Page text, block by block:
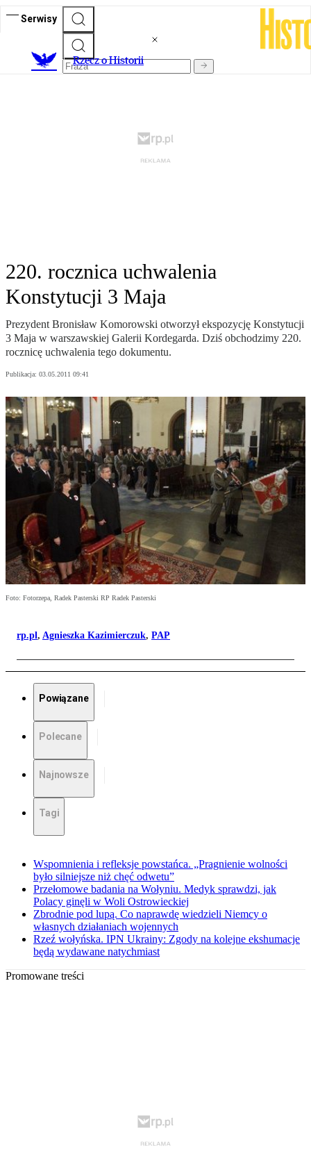
Serwisy
Rzecz o Historii
220. rocznica uchwalenia
Konstytucji 3 Maja
Prezydent Bronisław Komorowski otworzył ekspozycję Konstytucji
3 Maja w warszawskiej Galerii Kordegarda. Dziś obchodzimy 220.
rocznicę uchwalenia tego dokumentu.
Publikacja: 03.05.2011 09:41
Foto: Fotorzepa, Radek Pasterski RP Radek Pasterski
rp.pl, Agnieszka Kazimierczuk, PAP
Powiązane
Polecane
Najnowsze
Tagi
Wspomnienia i refleksje powstańca. „Pragnienie wolności
było silniejsze niż chęć odwetu”
Przełomowe badania na Wołyniu. Medyk sprawdzi, jak
Polacy ginęli w Woli Ostrowieckiej
Zbrodnie pod lupą. Co naprawdę wiedzieli Niemcy o
własnych działaniach wojennych
Rzeź wołyńska. IPN Ukrainy: Zgody na kolejne ekshumacje
będą wydawane natychmiast
Promowane treści